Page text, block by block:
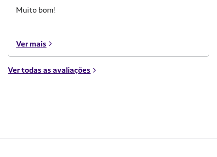
Muito bom!
Ver mais
Ver todas as avaliações